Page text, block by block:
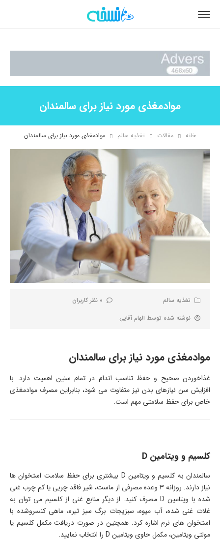
موادمغذی مورد نیاز برای سالمندان
خانه مقالات تغذیه سالم موادمغذی مورد نیاز برای سالمندان
تغذیه سالم
0 نظر کاربران
نوشته شده توسط الهام آقایی
موادمغذی مورد نیاز برای سالمندان
غذاخوردن صحیح و حفظ تناسب اندام در تمام سنین اهمیت دارد. با
افزایش سن نیازهای بدن نیز متفاوت می شود، بنابراین مصرف موادمغذی
خاص برای حفظ سلامتی مهم است.
کلسیم و ویتامین D
سالمندان به کلسیم و ویتامین D بیشتری برای حفظ سلامت استخوان ها
نیاز دارند. روزانه 3 وعده مصرفی از ماست، شیر فاقد چربی یا کم چرب غنی
شده با ویتامین D مصرف کنید. از دیگر منابع غنی از کلسیم می توان به
غلات غنی شده، آب میوه، سبزیجات برگ سبز تیره، ماهی کنسروشده با
استخوان های نرم اشاره کرد. همچنین در صورت دریافت مکمل کلسیم یا
مولتی ویتامین، مکمل حاوی ویتامین D را انتخاب نمایید.